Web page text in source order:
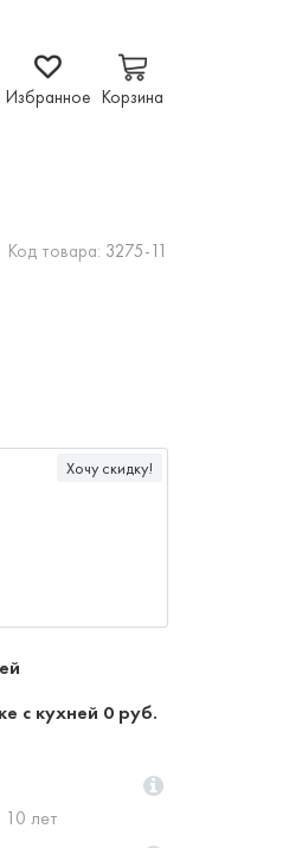
Избранное Корзина
Код товара: 3275-11
Хочу скидку!
с кухней 0 руб.
10 лет